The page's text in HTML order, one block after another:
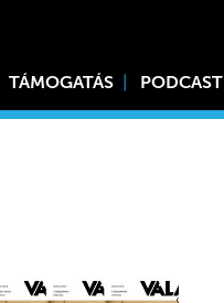
TÁMOGATÁS PODCAST